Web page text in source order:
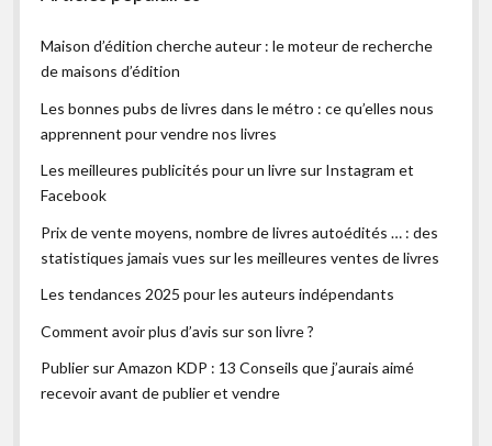
Maison d’édition cherche auteur : le moteur de recherche
de maisons d’édition
Les bonnes pubs de livres dans le métro : ce qu’elles nous
apprennent pour vendre nos livres
Les meilleures publicités pour un livre sur Instagram et
Facebook
Prix de vente moyens, nombre de livres autoédités … : des
statistiques jamais vues sur les meilleures ventes de livres
Les tendances 2025 pour les auteurs indépendants
Comment avoir plus d’avis sur son livre ?
Publier sur Amazon KDP : 13 Conseils que j’aurais aimé
recevoir avant de publier et vendre